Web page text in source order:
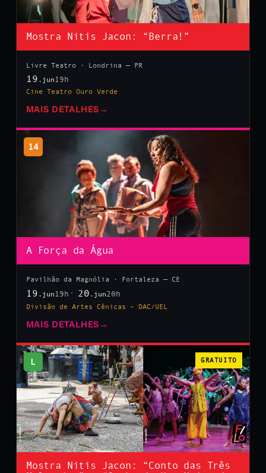
Mostra Nitis Jacon: “Berra!”
Livre Teatro · Londrina — PR
19 .jun 19h
Cine Teatro Ouro Verde
MAIS DETALHES →
14
A Força da Água
Pavilhão da Magnólia · Fortaleza — CE
19 .jun 19h 20 .jun20h
Divisão de Artes Cênicas – DAC/UEL
MAIS DETALHES →
L GRATUITO
Mostra Nitis Jacon: “Conto das Três